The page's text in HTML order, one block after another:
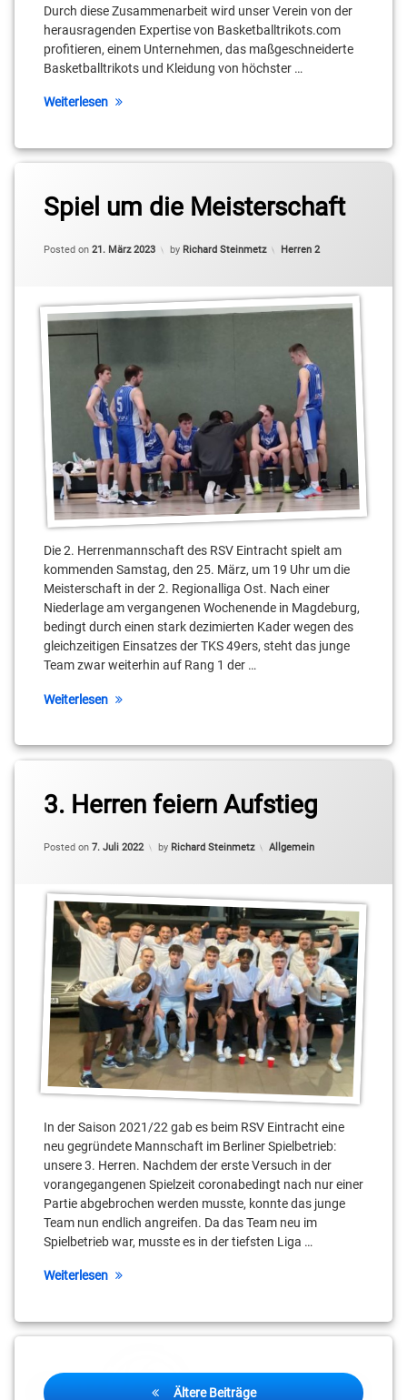
Durch diese Zusammenarbeit wird unser Verein von der
herausragenden Expertise von Basketballtrikots.com
profitieren, einem Unternehmen, das maßgeschneiderte
Basketballtrikots und Kleidung von höchster …
Weiterlesen
Spiel um die Meisterschaft
Posted on 21. März 2023
Updated on23. März 2023
by Richard Steinmetz Categories:
Herren 2
Die 2. Herrenmannschaft des RSV Eintracht spielt am
kommenden Samstag, den 25. März, um 19 Uhr um die
Meisterschaft in der 2. Regionalliga Ost. Nach einer
Niederlage am vergangenen Wochenende in Magdeburg,
bedingt durch einen stark dezimierten Kader wegen des
gleichzeitigen Einsatzes der TKS 49ers, steht das junge
Team zwar weiterhin auf Rang 1 der …
Weiterlesen
3. Herren feiern Aufstieg
Posted on 7. Juli 2022 by Richard Steinmetz Categories:
Allgemein
In der Saison 2021/22 gab es beim RSV Eintracht eine
neu gegründete Mannschaft im Berliner Spielbetrieb:
unsere 3. Herren. Nachdem der erste Versuch in der
vorangegangenen Spielzeit coronabedingt nach nur einer
Partie abgebrochen werden musste, konnte das junge
Team nun endlich angreifen. Da das Team neu im
Spielbetrieb war, musste es in der tiefsten Liga …
Weiterlesen
Beitragsnavigation
Ältere Beiträge